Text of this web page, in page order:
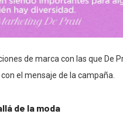
de marca con las que
el mensaje de la campaña.
de la moda